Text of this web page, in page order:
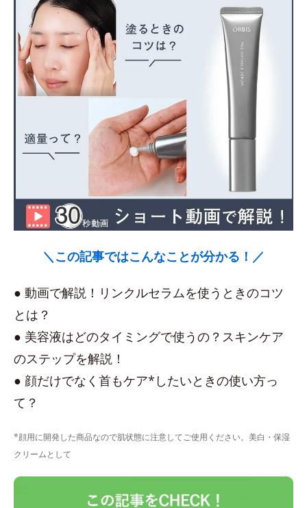
＼この記事ではこんなことが分かる！／
● 動画で解説！リンクルセラムを使うときのコツ
とは？
● 美容液はどのタイミングで使うの？スキンケア
のステップを解説！
● 顔だけでなく首もケア*したいときの使い方っ
て？
*顔用に開発した商品なので肌状態に注意してご使用ください。美白・保湿
クリームとして